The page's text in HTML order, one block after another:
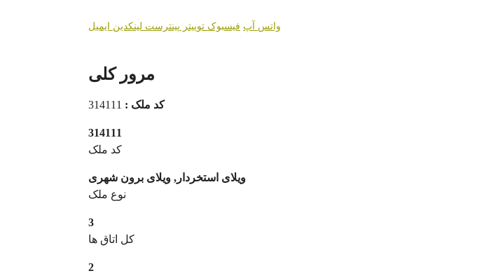
واتس آپ فیسبوک توییتر پینترست لینکدین ایمیل
مرور کلی
کد ملک :
314111
کد ملک
ویلای استخردار, ویلای برون شهری
نوع ملک
3
کل اتاق ها
2